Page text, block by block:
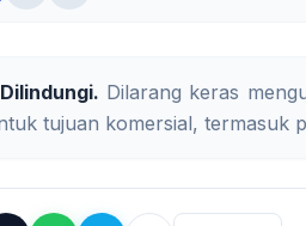
Dilarang keras
tujuan komersial, termasuk